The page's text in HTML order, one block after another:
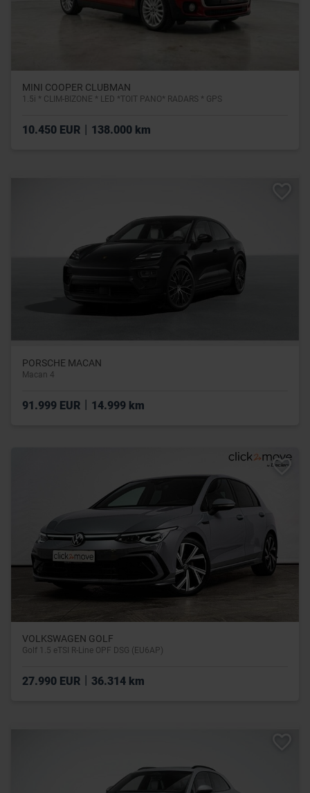
MINI COOPER CLUBMAN
1.5i * CLIM-BIZONE * LED *TOIT PANO* RADARS * GPS
10.450 EUR | 138.000 km
PORSCHE MACAN
Macan 4
91.999 EUR 14.999 km
VOLKSWAGEN GOLF
Golf 1.5 eTSI R-Line OPF DSG (EU6AP)
27.990 EUR | 36.314 km